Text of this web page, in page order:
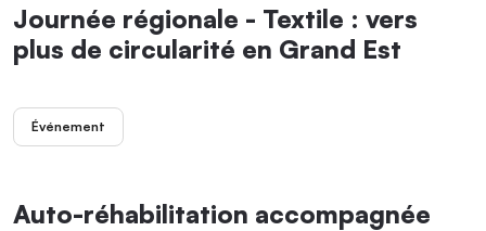
Journée régionale - Textile : vers
plus de circularité en Grand Est
Événement
Auto-réhabilitation accompagnée